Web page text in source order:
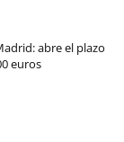
abre el plazo
euros